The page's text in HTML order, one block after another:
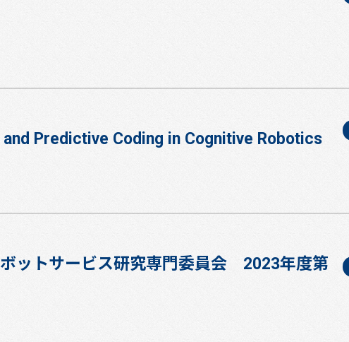
Predictive Coding in Cognitive Robotics
ットサービス研究専門委員会 2023年度第